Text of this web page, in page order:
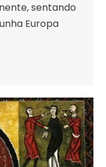
sentando
Europa